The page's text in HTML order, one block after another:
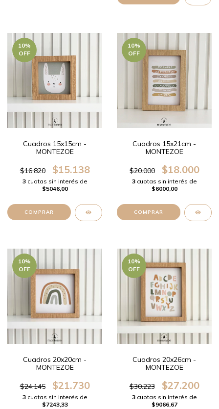
10%
OFF
Cuadros 15x15cm -
MONTEZOE
$16.820 $15.138
3cuotas sin interés de
$5046,00
COMPRAR
10%
OFF
Cuadros 15x21cm -
MONTEZOE
$20.000 $18.000
3cuotas sin interés de
$6000,00
COMPRAR
10%
OFF
Cuadros 20x20cm -
MONTEZOE
$24.145 $21.730
3cuotas sin interés de
$7243,33
10%
OFF
Cuadros 20x26cm -
MONTEZOE
$30.223 $27.200
3cuotas sin interés de
$9066,67